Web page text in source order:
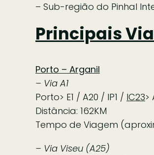
– Sub-região do Pinhal
Principais
Porto – Arganil
– Via A1
Porto> E1 / A20 / IP1 / IC23>
Distância: 162KM
Tempo de Viagem
– Via Viseu (A25)